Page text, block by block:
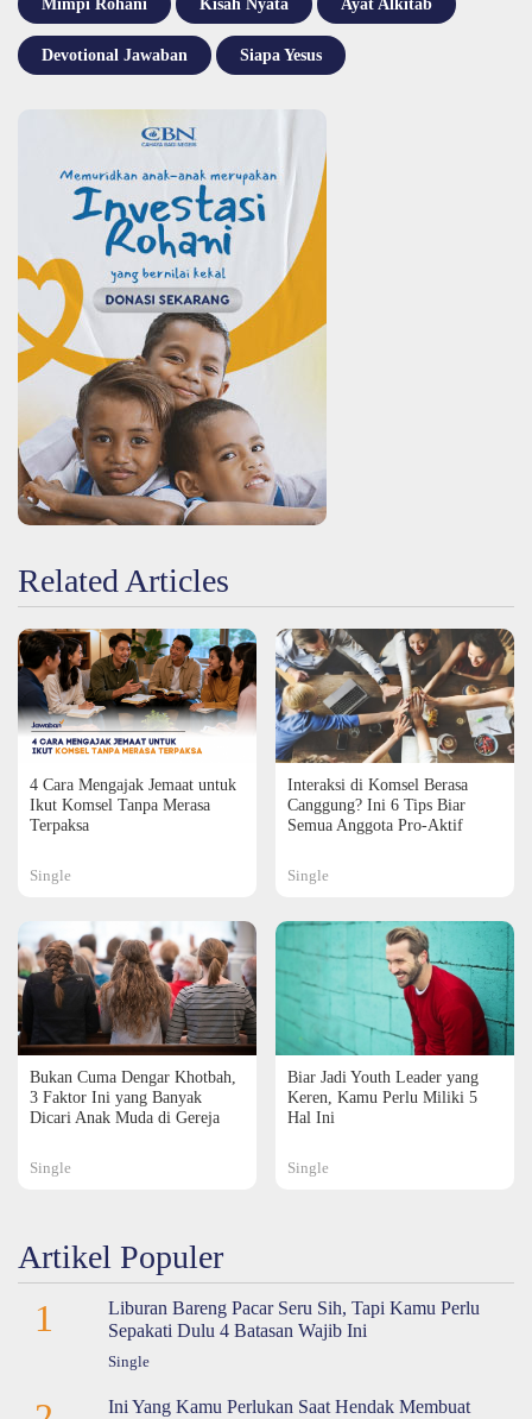
Mimpi Rohani Kisah Nyata Ayat Alkitab
Devotional Jawaban Siapa Yesus
Related Articles
4 Cara Mengajak Jemaat untuk
Ikut Komsel Tanpa Merasa
Terpaksa
Single
Interaksi di Komsel Berasa
Canggung? Ini 6 Tips Biar
Semua Anggota Pro-Aktif
Single
Bukan Cuma Dengar Khotbah,
3 Faktor Ini yang Banyak
Dicari Anak Muda di Gereja
Single
Biar Jadi Youth Leader yang
Keren, Kamu Perlu Miliki 5
Hal Ini
Single
Artikel Populer
1
Liburan Bareng Pacar Seru Sih, Tapi Kamu Perlu
Sepakati Dulu 4 Batasan Wajib Ini
Single
Ini Yang Kamu Perlukan Saat Hendak Membuat